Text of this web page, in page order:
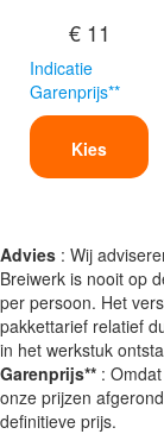
€ 11
Indicatie
Garenprijs**
Kies
Advies : Wij
Breiwerk is nooit op
per persoon. Het
pakkettarief relatief
in het werkstuk
Garenprijs** :
onze prijzen
definitieve prijs.